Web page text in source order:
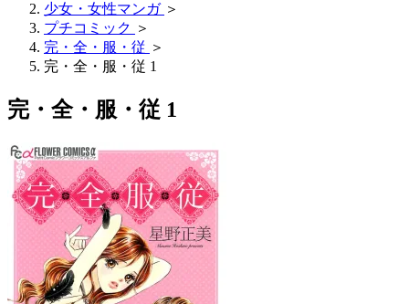
少女・女性マンガ ＞
プチコミック ＞
完・全・服・従 ＞
完・全・服・従 1
完・全・服・従 1